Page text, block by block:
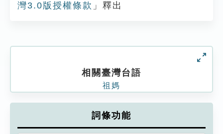
灣3.0版授權條款 」釋出
相關臺灣台語
祖媽
詞條功能